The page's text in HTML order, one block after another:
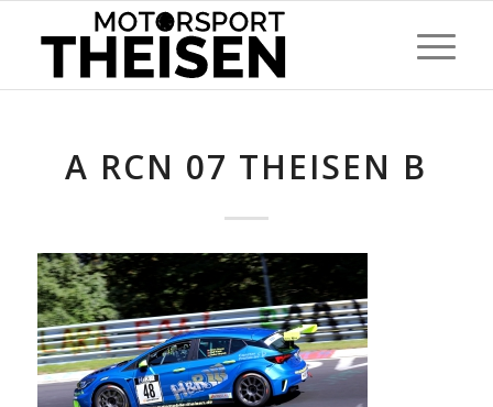
A RCN 07 THEISEN B